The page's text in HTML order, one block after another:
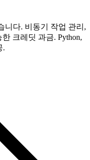
니다. 비동기 작업 관리,
크레딧 과금. Python,
.